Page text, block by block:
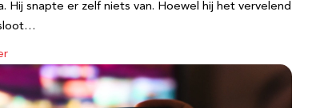
Hij snapte er zelf niets van. Hoewel hij het vervelend